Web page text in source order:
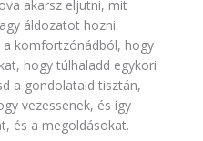
akarsz eljutni, mit
áldozatot hozni.
komfortzónádból, hogy
hogy túlhaladd egykori
a gondolataid tisztán,
vezessenek, és így
és a megoldásokat.